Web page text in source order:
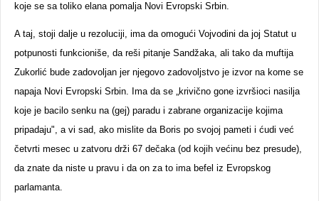
koje se sa toliko elana pomalja Novi Evropski Srbin.
A taj, stoji dalje u rezoluciji, ima da omogući Vojvodini da joj Statut u
potpunosti funkcioniše, da reši pitanje Sandžaka, ali tako da muftija
Zukorlić bude zadovoljan jer njegovo zadovoljstvo je izvor na kome se
napaja Novi Evropski Srbin. Ima da se „krivično gone izvršioci nasilja
koje je bacilo senku na (gej) paradu i zabrane organizacije kojima
pripadaju", a vi sad, ako mislite da Boris po svojoj pameti i ćudi već
četvrti mesec u zatvoru drži 67 dečaka (od kojih većinu bez presude),
da znate da niste u pravu i da on za to ima befel iz Evropskog
parlamanta.